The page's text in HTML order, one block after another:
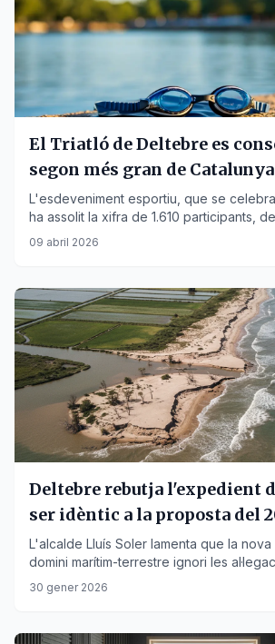
El Triatló de Deltebre es
segon més gran de
d'inscrits
L'esdeveniment esportiu, que se celebra
ha assolit la xifra de 1.610 participants,
impacte econòmic i turístic.
09 abril 2026
Deltebre rebutja l'expedient
ser idèntic a la proposta del
L'alcalde Lluís Soler lamenta que la
domini marítim-terrestre ignori les
amenaci el Delta.
30 gener 2026